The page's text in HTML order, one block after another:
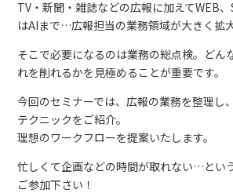
TV・新聞・雑誌などの広報に加えてWEB
はAIまで…広報担当の業務領域が大きく拡
そこで必要になるのは業務の総点検。どん
れを削れるかを見極めることが重要です。
今回のセミナーでは、広報の業務を整理し
テクニックをご紹介。
理想のワークフローを提案いたします。
忙しくて企画などの時間が取れない…とい
ご参加下さい！